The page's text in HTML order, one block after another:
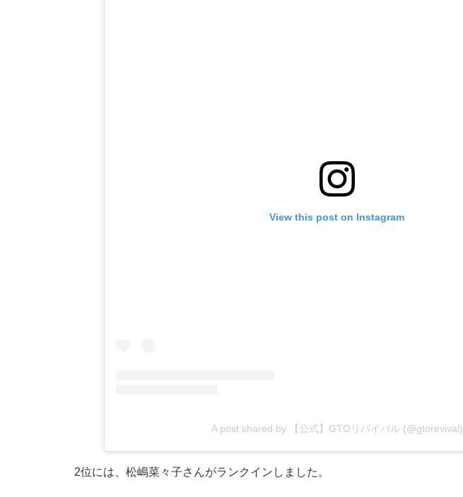
View this post on Instagram
A post shared by 【公式】GTOリバイバル (@gtorevival)
2位には、松嶋菜々子さんがランクインしました。